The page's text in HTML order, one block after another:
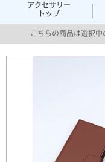
アクセサリー
トップ
こちらの商品は選択中